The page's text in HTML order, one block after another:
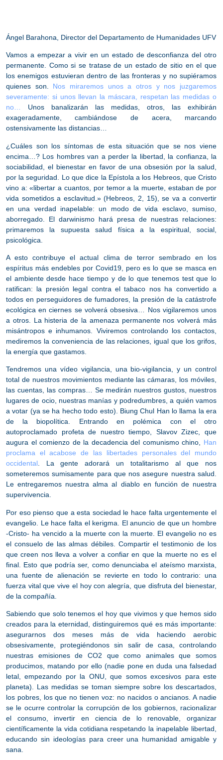
Ángel Barahona, Director del Departamento de Humanidades UFV
Vamos a empezar a vivir en un estado de desconfianza del otro
permanente. Como si se tratase de un estado de sitio en el que
los enemigos estuvieran dentro de las fronteras y no supiéramos
quienes son. Nos miraremos unos a otros y nos juzgaremos
severamente: si unos llevan la máscara, respetan las medidas o
no… Unos banalizarán las medidas, otros, las exhibirán
exageradamente, cambiándose de acera, marcando
ostensivamente las distancias…
¿Cuáles son los síntomas de esta situación que se nos viene
encima…? Los hombres van a perder la libertad, la confianza, la
sociabilidad, el bienestar en favor de una obsesión por la salud,
por la seguridad.
Lo que dice la Epístola a los Hebreos, que Cristo
vino a: «libertar a cuantos, por temor a la muerte, estaban de por
vida sometidos a esclavitud.» (Hebreos, 2, 15), se va a convertir
en una verdad inapelable: un modo de vida esclavo, sumiso,
aborregado. El darwinismo hará presa de nuestras relaciones:
primaremos la supuesta salud física a la espiritual, social,
psicológica.
A esto contribuye el actual clima de terror sembrado en los
espíritus más endebles por Covid19 , pero es lo que se masca en
el ambiente desde hace tiempo y de lo que tenemos test que lo
ratifican: la presión legal contra el tabaco nos ha convertido a
todos en perseguidores de fumadores, la presión de la catástrofe
ecológica en ciernes se volverá obsesiva… Nos vigilaremos unos
a otros. La histeria de la amenaza permanente nos volverá más
misántropos e inhumanos.
Viviremos controlando los contactos,
mediremos la conveniencia de las relaciones, igual que los grifos,
la energía que gastamos.
Tendremos una vídeo vigilancia, una bio-vigilancia, y un control
total de nuestros movimientos mediante las cámaras, los móviles,
las cuentas, las compras… Se medirán nuestros gustos, nuestros
lugares de ocio, nuestras manías y podredumbres, a quién vamos
a votar (ya se ha hecho todo esto). Biung Chul Han lo llama la era
de la biopolítica. Entrando en polémica con el otro
autoproclamado profeta de nuestro tiempo, Slavov Zizec, que
augura el comienzo de la decadencia del comunismo chino, Han
proclama el acabose de las libertades personales del mundo
occidental. La gente adorará un totalitarismo al que nos
someteremos sumisamente para que nos asegure nuestra salud.
Le entregaremos nuestra alma al diablo en función de nuestra
supervivencia.
Por eso pienso que a esta sociedad le hace falta urgentemente el
evangelio. Le hace falta el kerigma. El anuncio de que un hombre
-Cristo- ha vencido a la muerte con la muerte. El evangelio no es
el consuelo de las almas débiles.
Compartir el testimonio de los
que creen nos lleva a volver a confiar en que la muerte no es el
final. Esto que podría ser, como denunciaba el ateísmo marxista,
una fuente de alienación se revierte en todo lo contrario: una
fuerza vital que vive el hoy con alegría, que disfruta del bienestar,
de la compañía.
Sabiendo que solo tenemos el hoy que vivimos y que hemos sido
creados para la eternidad, distinguiremos qué es más importante:
asegurarnos dos meses más de vida haciendo aerobic
obsesivamente, protegiéndonos sin salir de casa, controlando
nuestras emisiones de CO2 que como animales que somos
producimos, matando por ello (nadie pone en duda una falsedad
letal, empezando por la ONU, que somos excesivos para este
planeta). Las medidas se toman siempre sobre los descartados,
los pobres, los que no tienen voz: no nacidos o ancianos. A nadie
se le ocurre controlar la corrupción de los gobiernos, racionalizar
el consumo, invertir en ciencia de lo renovable, organizar
científicamente la vida cotidiana respetando la inapelable libertad,
educando sin ideologías para creer una humanidad amigable y
sana.